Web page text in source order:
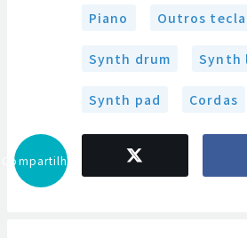
Piano Outros
Synth drum Synth
Synth pad Cordas
Compartilhar